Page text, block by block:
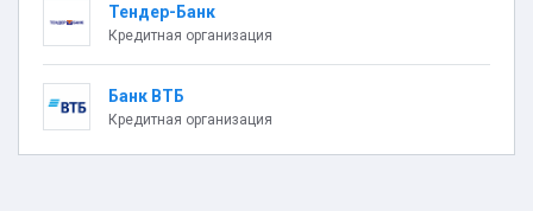
Тендер-Банк
Кредитная организация
Банк ВТБ
Кредитная организация